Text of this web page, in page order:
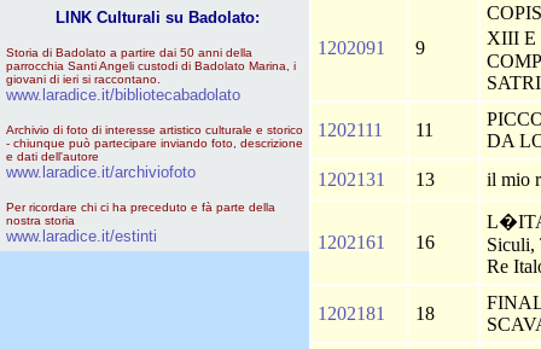
LINK Culturali su Badolato:
Storia di Badolato a partire dai 50 anni della
parrocchia Santi Angeli custodi di Badolato Marina, i
giovani di ieri si raccontano.
www.laradice.it/bibliotecabadolato
Archivio di foto di interesse artistico culturale e storico
- chiunque può partecipare inviando foto, descrizione
e dati dell'autore
www.laradice.it/archiviofoto
Per ricordare chi ci ha preceduto e fà parte della
nostra storia
www.laradice.it/estinti
1202091 9
XIII
1202111 11
DA
1202131
13 il mio
1202161 16
Siculi,
Re
1202181 18